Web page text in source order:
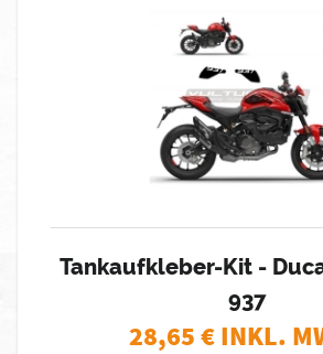
Tankaufkleber-Kit -
937
28,65€ INKL.